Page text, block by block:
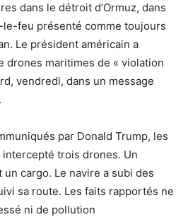
dans le détroit d’Ormuz, dans
feu présenté comme toujours
Le président américain a
drones maritimes de « violation
vendredi, dans un message
par Donald Trump, les
trois drones. Un
cargo. Le navire a subi des
sa route. Les faits rapportés ne
ni de pollution